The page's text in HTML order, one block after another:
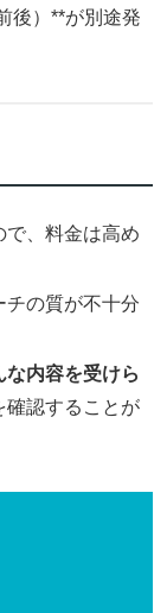
後）**が別途発
で、料金は高め
チの質が不十分
な内容を受けら
確認することが